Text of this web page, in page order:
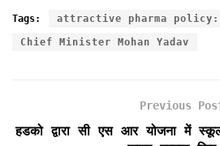
c
e
i
t
a
i
a
i
n
i
n
i
e
n
a
Tags: attractive pharma policy:
Chief Minister Mohan Yadav
Previous
हडको द्वारा सी एस आर योजना में